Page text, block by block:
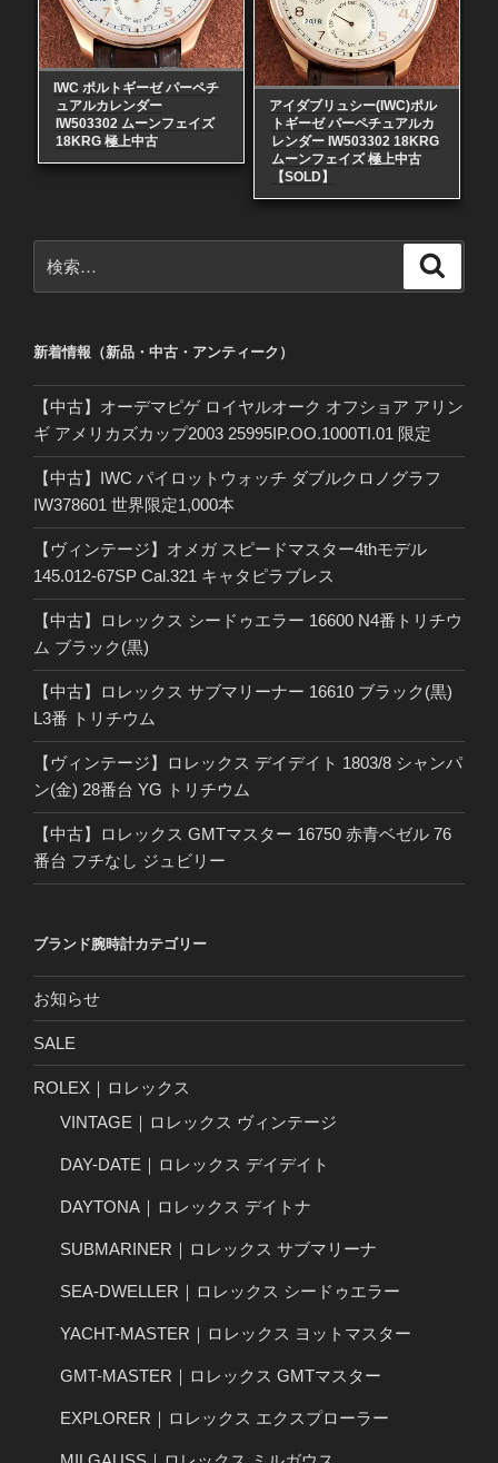
IWC ポルトギーゼ パーペチ
ュアルカレンダー
IW503302 ムーンフェイズ
18KRG 極上中古
アイダブリュシー(IWC)ポル
トギーゼ パーペチュアルカ
レンダー IW503302 18KRG
ムーンフェイズ 極上中古
【SOLD】
索:
新着情報（新品・中古・アンティーク）
【中古】オーデマピゲ ロイヤルオーク オフショア アリン
ギ アメリカズカップ2003 25995IP.OO.1000TI.01 限定
【中古】IWC パイロットウォッチ ダブルクロノグラフ
IW378601 世界限定1,000本
【ヴィンテージ】オメガ スピードマスター4thモデル
145.012-67SP Cal.321 キャタピラブレス
【中古】ロレックス シードゥエラー 16600 N4番トリチウ
ム ブラック(黒)
【中古】ロレックス サブマリーナー 16610 ブラック(黒)
L3番 トリチウム
【ヴィンテージ】ロレックス デイデイト 1803/8 シャンパ
ン(金) 28番台 YG トリチウム
【中古】ロレックス GMTマスター 16750 赤青ベゼル 76
番台 フチなし ジュビリー
ブランド腕時計カテゴリー
お知らせ
SALE
ROLEX｜ロレックス
VINTAGE｜ロレックス ヴィンテージ
DAY-DATE｜ロレックス デイデイト
DAYTONA｜ロレックス デイトナ
SUBMARINER｜ロレックス サブマリーナ
SEA-DWELLER｜ロレックス シードゥエラー
YACHT-MASTER｜ロレックス ヨットマスター
GMT-MASTER｜ロレックス GMTマスター
EXPLORER｜ロレックス エクスプローラー